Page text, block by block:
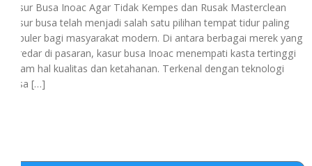
Kasur Busa Inoac Agar Tidak Kempes dan Rusak Masterclean
Kasur busa telah menjadi salah satu pilihan tempat tidur paling
populer bagi masyarakat modern. Di antara berbagai merek yang
beredar di pasaran, kasur busa Inoac menempati kasta tertinggi
dalam hal kualitas dan ketahanan. Terkenal dengan teknologi
busa […]